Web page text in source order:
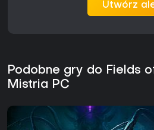
Utwórz
Podobne gry do Fields
Mistria PC